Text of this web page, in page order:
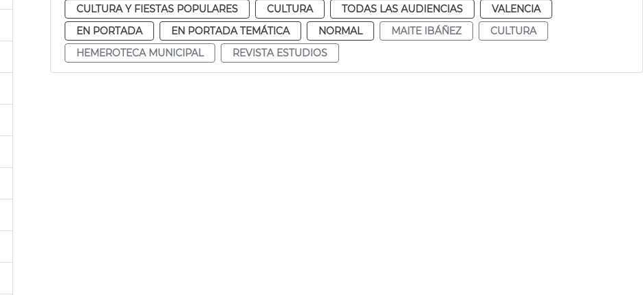
CULTURA Y FIESTAS POPULARES CULTURA TODAS LAS AUDIENCIAS
VALENCIA
EN PORTADA
EN PORTADA TEMÁTICA NORMAL MAITE IBÁÑEZ
CULTURA
HEMEROTECA MUNICIPAL
REVISTA ESTUDIOS